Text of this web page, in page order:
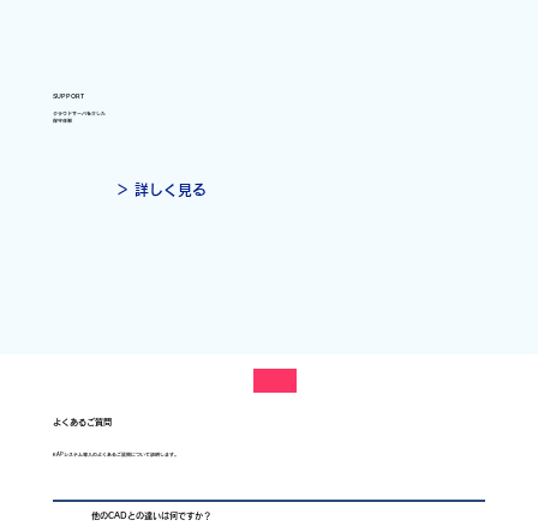
クラウドサーバを介した
保守体制
SUPPORT
＞ 詳しく見る
よくあるご質問
KAPシステム導入のよくあるご質問について説明します。
他のCADとの違いは何ですか？